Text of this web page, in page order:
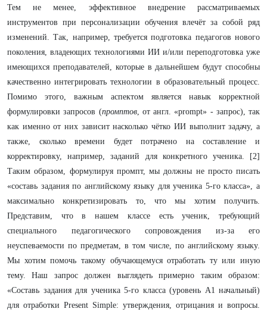
Тем не менее, эффективное внедрение рассматриваемых
инструментов при персонализации обучения влечёт за собой ряд
изменений. Так, например, требуется подготовка педагогов нового
поколения, владеющих технологиями ИИ и/или переподготовка уже
имеющихся преподавателей, которые в дальнейшем будут способны
качественно интегрировать технологии в образовательный процесс.
Помимо этого, важным аспектом является навык корректной
формулировки запросов (промптов, от англ. «prompt» - запрос), так
как именно от них зависит насколько чётко ИИ выполнит задачу, а
также, сколько времени будет потрачено на составление и
корректировку, например, заданий для конкретного ученика. [2]
Таким образом, формулируя промпт, мы должны не просто писать
«составь задания по английскому языку для ученика 5-го класса», а
максимально конкретизировать то, что мы хотим получить.
Представим, что в нашем классе есть ученик, требующий
специального педагогического сопровождения из-за его
неуспеваемости по предметам, в том числе, по английскому языку.
Мы хотим помочь такому обучающемуся отработать ту или иную
тему. Наш запрос должен выглядеть примерно таким образом:
«Составь задания для ученика 5-го класса (уровень A1 начальный)
для отработки Present Simple: утверждения, отрицания и вопросы.